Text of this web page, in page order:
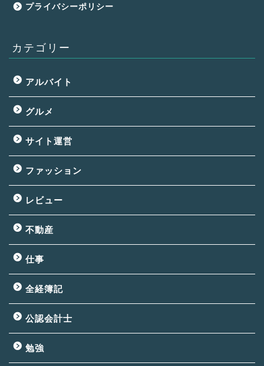
プライバシーポリシー
カテゴリー
アルバイト
グルメ
サイト運営
ファッション
レビュー
不動産
仕事
全経簿記
公認会計士
勉強